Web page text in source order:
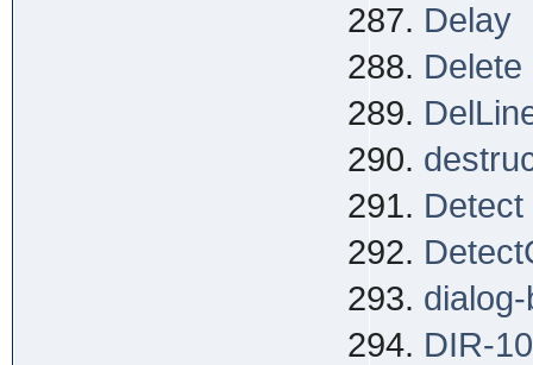
Delay
Delete
Detect
DIR-